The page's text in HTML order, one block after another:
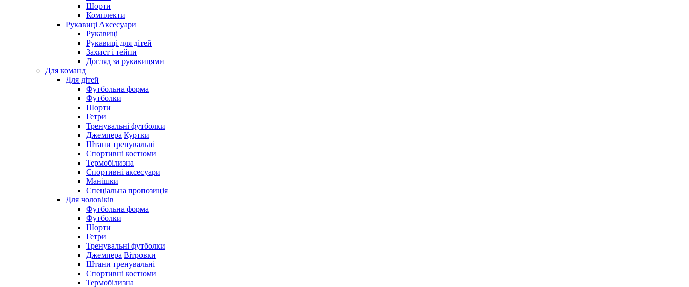
Шорти
Комплекти
Рукавиці|Аксесуари
Рукавиці
Рукавиці для дітей
Захист і тейпи
Догляд за рукавицями
Для команд
Для дітей
Футбольна форма
Футболки
Шорти
Гетри
Тренувальні футболки
Джемпера|Куртки
Штани тренувальні
Спортивні костюми
Термобілизна
Спортивні аксесуари
Манішки
Спеціальна пропозиція
Для чоловіків
Футбольна форма
Футболки
Шорти
Гетри
Тренувальні футболки
Джемпера|Вітровки
Штани тренувальні
Спортивні костюми
Термобілизна